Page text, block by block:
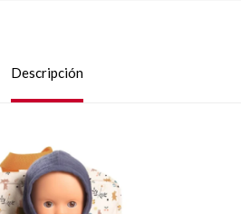
Descripción